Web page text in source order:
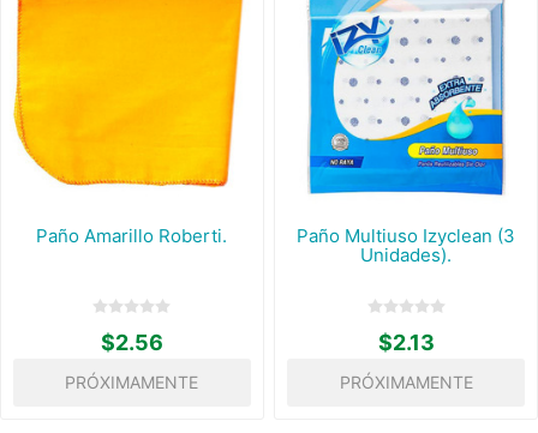
Paño Amarillo Roberti.
$2.56
PRÓXIMAMENTE
Paño Multiuso Izyclean (3
Unidades).
$2.13
PRÓXIMAMENTE